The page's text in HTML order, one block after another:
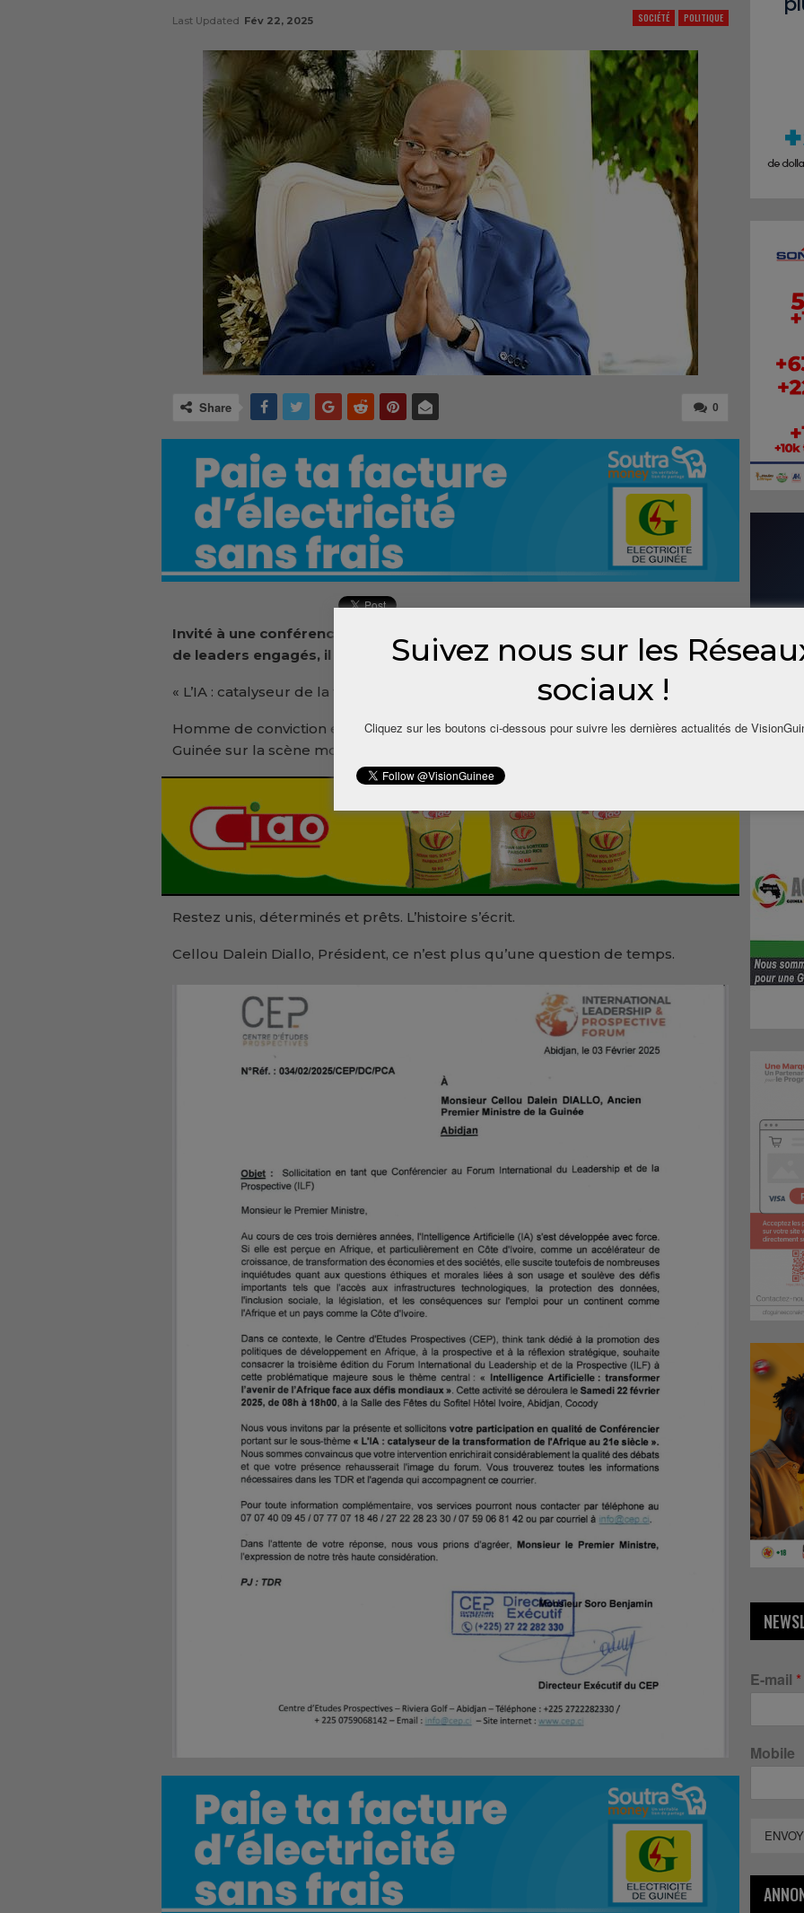
SOCIÉTÉ POLITIQUE
Last Updated Fév 22, 2025
0
Share
Invité à une conférence internationale aux côtés d’experts, de chercheurs et
de leaders engagés, il apportera sa vision sur un enjeu crucial :
« L’IA : catalyseur de la transformation de l’Afrique au 21ᵉ siècle »
Homme de conviction et technocrate chevronné, il fera résonner la voix de la
Guinée sur la scène mondiale.
Restez unis, déterminés et prêts. L’histoire s’écrit.
Cellou Dalein Diallo, Président, ce n’est plus qu’une question de temps.
E-mail *
Mobile
Suivez nous sur les
sociaux !
Cliquez sur les boutons ci-dessous pour suivre les dernières actualités de